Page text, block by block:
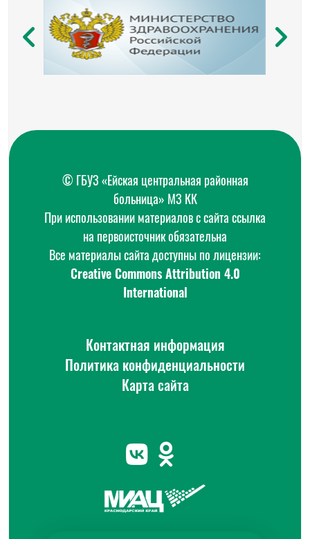
© ГБУЗ «Ейская центральная районная
больница» МЗ КК
При использовании материалов с сайта ссылка
на первоисточник обязательна
Все материалы сайта доступны по лицензии:
Creative Commons Attribution 4.0
International
Контактная информация
Политика конфиденциальности
Карта сайта